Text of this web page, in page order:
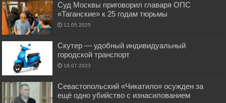
Суд Москвы приговорил главаря ОПС
«Таганские» к 25 годам тюрьмы
12.05.2025
Скутер — удобный индивидуальный
городской транспорт
18.07.2023
Севастопольский «Чикатило» осужден за
ещё одно убийство с изнасилованием